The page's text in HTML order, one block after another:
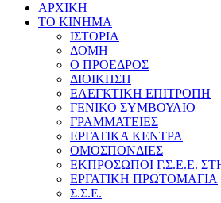
ΑΡΧΙΚΗ
ΤΟ ΚΙΝΗΜΑ
ΙΣΤΟΡΙΑ
ΔΟΜΗ
Ο ΠΡΟΕΔΡΟΣ
ΔΙΟΙΚΗΣΗ
ΕΛΕΓΚΤΙΚΗ ΕΠΙΤΡΟΠΗ
ΓΕΝΙΚΟ ΣΥΜΒΟΥΛΙΟ
ΓΡΑΜΜΑΤΕΙΕΣ
ΕΡΓΑΤΙΚΑ ΚΕΝΤΡΑ
ΟΜΟΣΠΟΝΔΙΕΣ
ΕΚΠΡΟΣΩΠΟΙ Γ.Σ.Ε.Ε.
ΕΡΓΑΤΙΚΗ ΠΡΩΤΟΜΑΓΙΑ
Σ.Σ.Ε.